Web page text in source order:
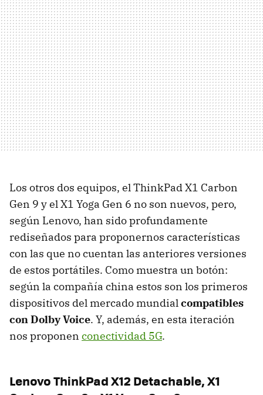
Los otros dos equipos, el ThinkPad X1 Carbon
Gen 9 y el X1 Yoga Gen 6 no son nuevos, pero,
según Lenovo, han sido profundamente
rediseñados para proponernos características
con las que no cuentan las anteriores versiones
de estos portátiles. Como muestra un botón:
según la compañía china estos son los primeros
dispositivos del mercado mundialcompatibles
con Dolby Voice. Y, además, en esta iteración
nos proponen conectividad 5G.
Lenovo ThinkPad X12 Detachable, X1